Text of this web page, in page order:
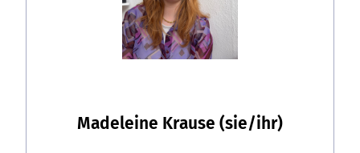
Madeleine Krause (sie/ihr)